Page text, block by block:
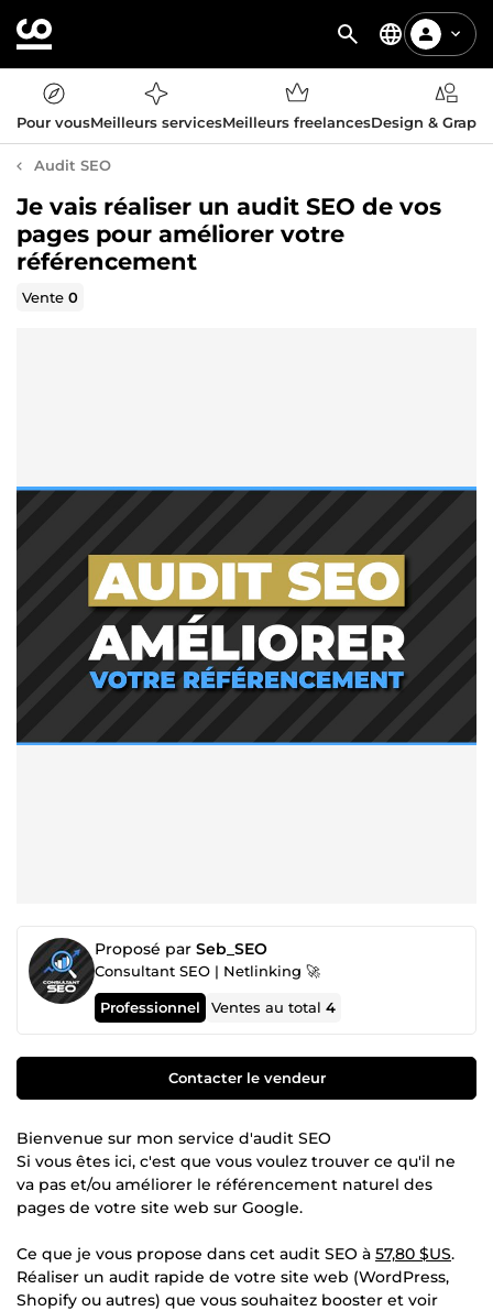
Pour vousMeilleurs servicesMeilleurs freelancesDesign &
Audit SEO
Je vais réaliser un audit SEO de vos
pages pour améliorer votre
référencement
Vente0
Proposé par Seb_SEO
Consultant SEO | Netlinking 🚀
Professionnel Ventes au total4
Contacter le vendeur
Bienvenue sur mon service d'audit SEO
Si vous êtes ici, c'est que vous voulez trouver ce qu'il ne
va pas et/ou améliorer le référencement naturel des
pages de votre site web sur Google.
Ce que je vous propose dans cet audit SEO à 57,80 $US.
Réaliser un audit rapide de votre site web (WordPress,
Shopify ou autres) que vous souhaitez booster et voir